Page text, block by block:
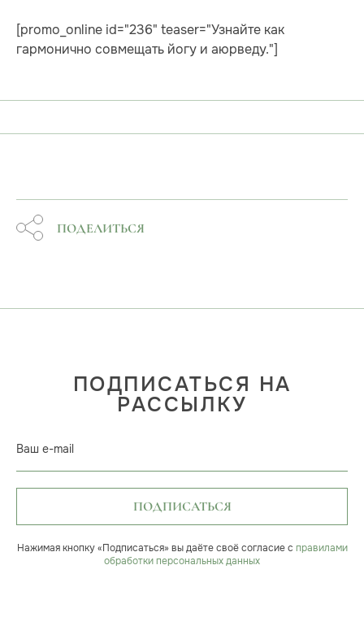
[promo_online id="236" teaser="Узнайте как
гармонично совмещать йогу и аюрведу."]
ПОДЕЛИТЬСЯ
ПОДПИСАТЬСЯ НА
РАССЫЛКУ
Ваш e-mail
ПОДПИСАТЬСЯ
Нажимая кнопку «Подписаться» вы даёте своё согласие с правилами
обработки персональных данных